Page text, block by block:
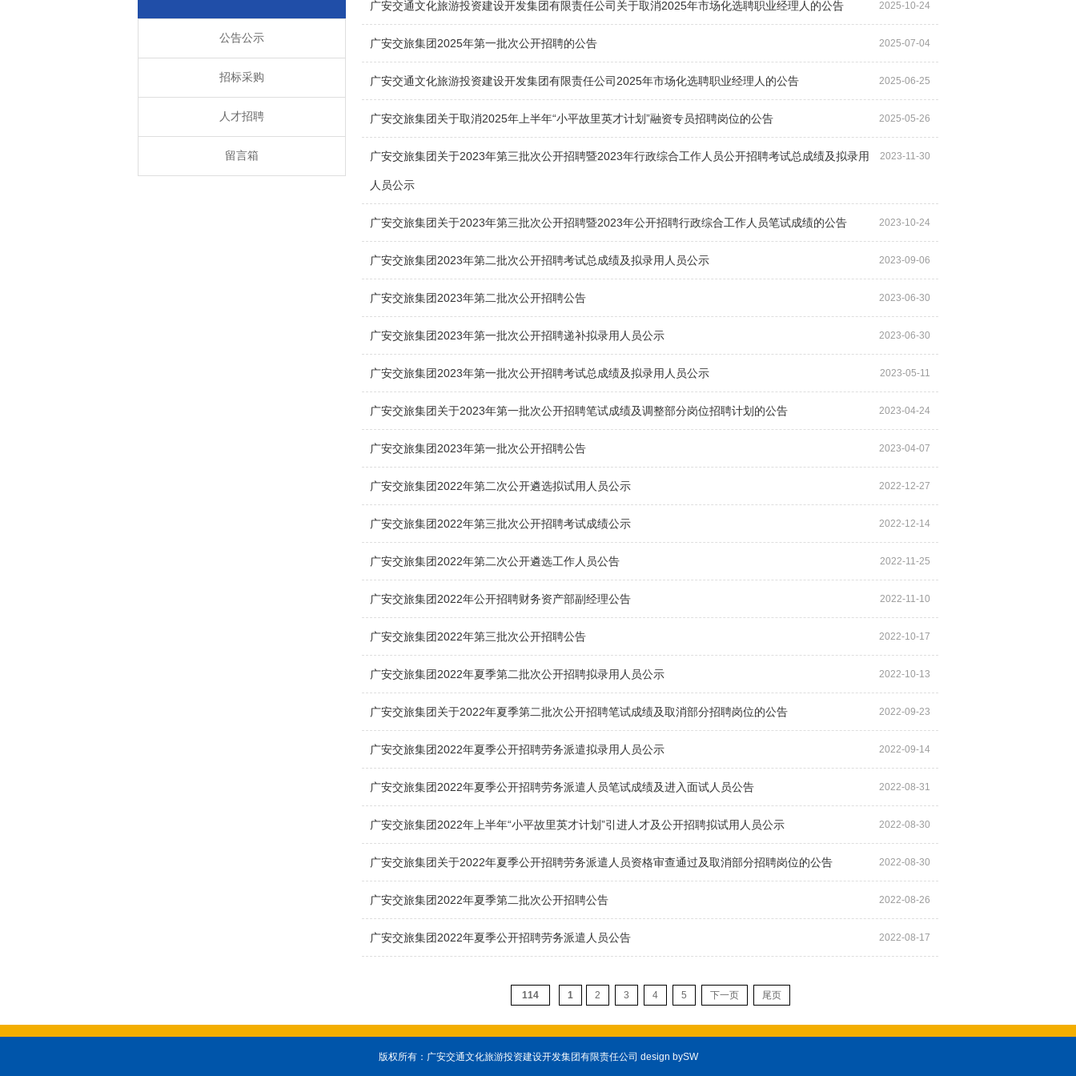
公告公示
招标采购
人才招聘
留言箱
2025-10-24
广安交通文化旅游投资建设开发集团有限责任公司关于取消2025年市场化选聘职业经理人的公告
2025-07-04
广安交旅集团2025年第一批次公开招聘的公告
2025-06-25
广安交通文化旅游投资建设开发集团有限责任公司2025年市场化选聘职业经理人的公告
2025-05-26
广安交旅集团关于取消2025年上半年“小平故里英才计划”融资专员招聘岗位的公告
2023-11-30
广安交旅集团关于2023年第三批次公开招聘暨2023年行政综合工作人员公开招聘考试总成绩及拟录用
人员公示
2023-10-24
广安交旅集团关于2023年第三批次公开招聘暨2023年公开招聘行政综合工作人员笔试成绩的公告
2023-09-06
广安交旅集团2023年第二批次公开招聘考试总成绩及拟录用人员公示
2023-06-30
广安交旅集团2023年第二批次公开招聘公告
2023-06-30
广安交旅集团2023年第一批次公开招聘递补拟录用人员公示
2023-05-11
广安交旅集团2023年第一批次公开招聘考试总成绩及拟录用人员公示
2023-04-24
广安交旅集团关于2023年第一批次公开招聘笔试成绩及调整部分岗位招聘计划的公告
2023-04-07
广安交旅集团2023年第一批次公开招聘公告
2022-12-27
广安交旅集团2022年第二次公开遴选拟试用人员公示
2022-12-14
广安交旅集团2022年第三批次公开招聘考试成绩公示
2022-11-25
广安交旅集团2022年第二次公开遴选工作人员公告
2022-11-10
广安交旅集团2022年公开招聘财务资产部副经理公告
2022-10-17
广安交旅集团2022年第三批次公开招聘公告
2022-10-13
广安交旅集团2022年夏季第二批次公开招聘拟录用人员公示
2022-09-23
广安交旅集团关于2022年夏季第二批次公开招聘笔试成绩及取消部分招聘岗位的公告
2022-09-14
广安交旅集团2022年夏季公开招聘劳务派遣拟录用人员公示
2022-08-31
广安交旅集团2022年夏季公开招聘劳务派遣人员笔试成绩及进入面试人员公告
2022-08-30
广安交旅集团2022年上半年“小平故里英才计划”引进人才及公开招聘拟试用人员公示
2022-08-30
广安交旅集团关于2022年夏季公开招聘劳务派遣人员资格审查通过及取消部分招聘岗位的公告
2022-08-26
广安交旅集团2022年夏季第二批次公开招聘公告
2022-08-17
广安交旅集团2022年夏季公开招聘劳务派遣人员公告
114 1 2 3 4 5 下一页 尾页
版权所有：广安交通文化旅游投资建设开发集团有限责任公司 design bySW